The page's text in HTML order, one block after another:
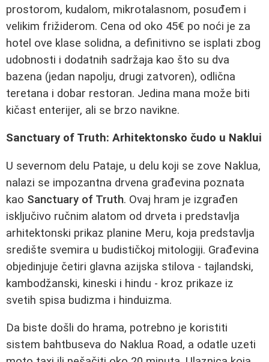
prostorom, kudalom, mikrotalasnom, posuđem i
velikim frižiderom. Cena od oko 45€ po noći je za
hotel ove klase solidna, a definitivno se isplati zbog
udobnosti i dodatnih sadržaja kao što su dva
bazena (jedan napolju, drugi zatvoren), odlična
teretana i dobar restoran. Jedina mana može biti
kičast enterijer, ali se brzo navikne.
Sanctuary of Truth: Arhitektonsko čudo u Naklui
U severnom delu Pataje, u delu koji se zove Naklua,
nalazi se impozantna drvena građevina poznata
kao Sanctuary of Truth. Ovaj hram je izgrađen
isključivo ručnim alatom od drveta i predstavlja
arhitektonski prikaz planine Meru, koja predstavlja
središte svemira u budističkoj mitologiji. Građevina
objedinjuje četiri glavna azijska stilova - tajlandski,
kambodžanski, kineski i hindu - kroz prikaze iz
svetih spisa budizma i hinduizma.
Da biste došli do hrama, potrebno je koristiti
sistem bahtbuseva do Naklua Road, a odatle uzeti